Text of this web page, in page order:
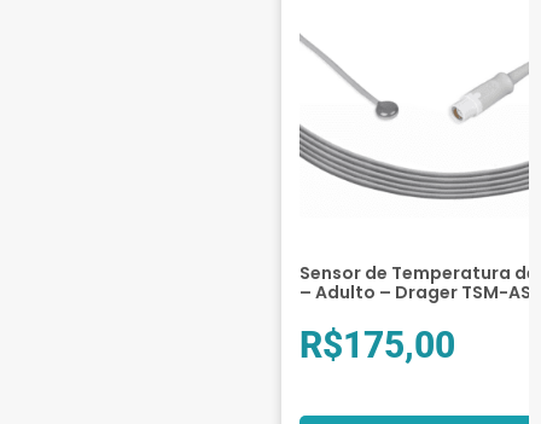
Sensor de Temperatura de
– Adulto – Drager TSM-AS
R$175,00